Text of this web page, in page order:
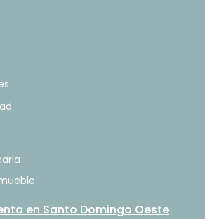
en Santo Domingo Oeste